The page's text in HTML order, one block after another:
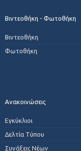
Βιντεοθήκη - Φωτοθήκη
Βιντεοθήκη
Φωτοθήκη
Ανακοινώσεις
Εγκύκλιοι
Δελτία Τύπου
Συνάξεις Νέων